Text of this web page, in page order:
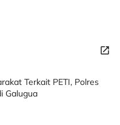
Terkait PETI, Polres
Galugua